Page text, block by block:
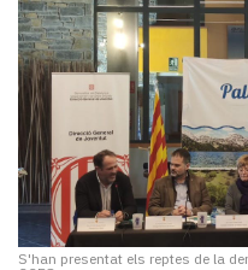
S'han presentat els reptes de la